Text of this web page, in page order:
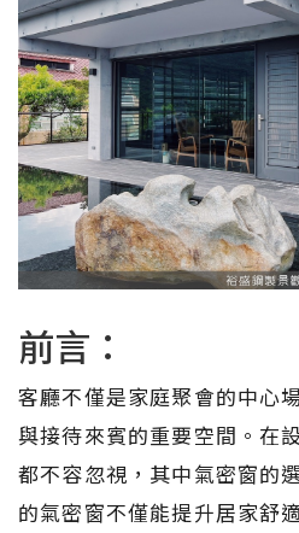
前言：
客廳不僅是家庭聚會的中心
與接待來賓的重要空間。在
都不容忽視，其中氣密窗的
的氣密窗不僅能提升居家舒